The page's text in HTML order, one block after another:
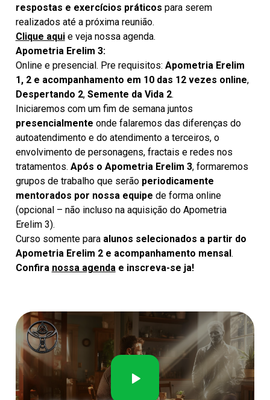
respostas e exercícios práticos para serem
realizados até a próxima reunião.
Clique aquie veja nossa agenda.
Apometria Erelim 3:
Online e presencial. Pre requisitos: Apometria Erelim
1, 2 e acompanhamento em 10 das 12 vezes online,
Despertando 2, Semente da Vida 2.
Iniciaremos com um fim de semana juntos
presencialmente onde falaremos das diferenças do
autoatendimento e do atendimento a terceiros, o
envolvimento de personagens, fractais e redes nos
tratamentos. Após o Apometria Erelim 3, formaremos
grupos de trabalho que serão periodicamente
mentorados por nossa equipe de forma online
(opcional – não incluso na aquisição do Apometria
Erelim 3).
Curso somente para alunos selecionados a partir do
Apometria Erelim 2 e acompanhamento mensal .
Confira nossa agendae inscreva-se ja!